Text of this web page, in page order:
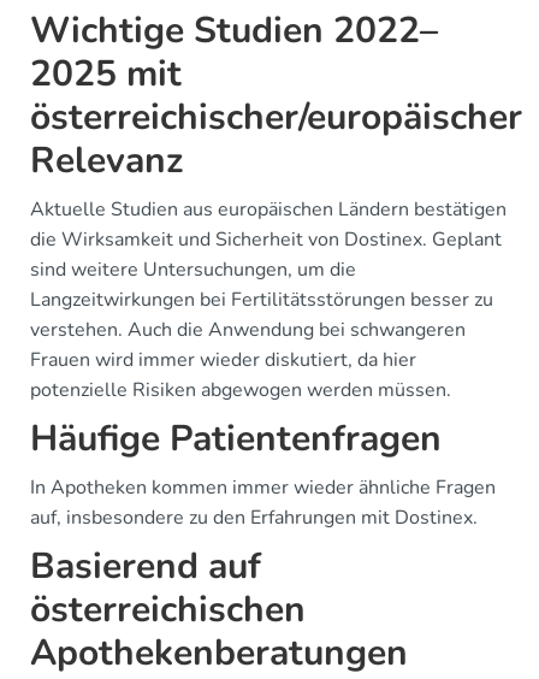
Wichtige Studien 2022–
2025 mit
österreichischer/europäischer
Relevanz
Aktuelle Studien aus europäischen Ländern bestätigen
die Wirksamkeit und Sicherheit von Dostinex. Geplant
sind weitere Untersuchungen, um die
Langzeitwirkungen bei Fertilitätsstörungen besser zu
verstehen. Auch die Anwendung bei schwangeren
Frauen wird immer wieder diskutiert, da hier
potenzielle Risiken abgewogen werden müssen.
Häufige Patientenfragen
In Apotheken kommen immer wieder ähnliche Fragen
auf, insbesondere zu den Erfahrungen mit Dostinex.
Basierend auf
österreichischen
Apothekenberatungen